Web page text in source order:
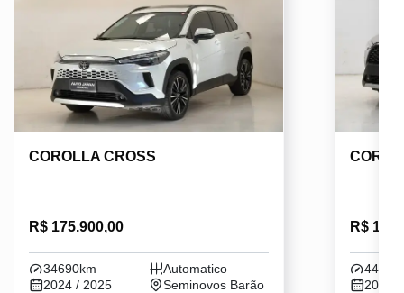
COROLLA CROSS
R$ 175.900,00
34690km
Automatico
2024 / 2025
Seminovos Barão
R$
2022 /